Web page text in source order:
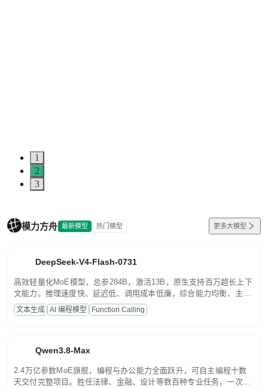
1
2
3
模力方舟 最新模型 热门模型 更多大模型
DeepSeek-V4-Flash-0731
高效轻量化MoE模型，总参284B，激活13B，原生支持百万超长上下
文能力。推理速度快、延迟低、调用成本低廉，综合能力均衡，主打
高并发、轻量化任务，适合日常对话、内容创作、基础 RAG、批量
文案处理等普惠刚需场景。
文本生成 AI 编程模型 Function Calling
Qwen3.8-Max
2.4万亿参数MoE旗舰，编程与办公能力全面跃升，可自主编程十数
天交付完整项目。胜任法律、金融、设计等数百种专业任务，一次对